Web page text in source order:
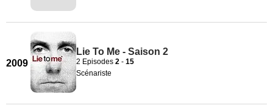
2009
Lie To Me - Saison 2
2 Episodes 2 - 15
Scénariste